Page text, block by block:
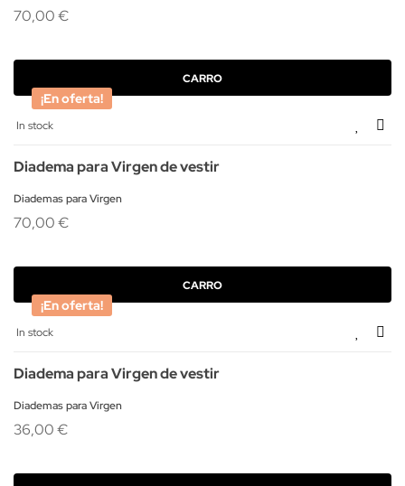
70,00 €
¡En oferta!
CARRO
In stock
Diadema para Virgen de vestir
Diademas para Virgen
70,00 €
¡En oferta!
CARRO
In stock
Diadema para Virgen de vestir
Diademas para Virgen
36,00 €